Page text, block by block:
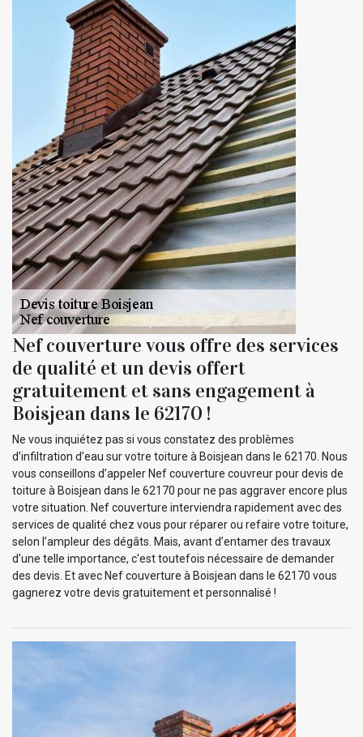
Nef couverture vous offre des services
de qualité et un devis offert
gratuitement et sans engagement à
Boisjean dans le 62170 !
Ne vous inquiétez pas si vous constatez des problèmes
d’infiltration d’eau sur votre toiture à Boisjean dans le 62170. Nous
vous conseillons d’appeler Nef couverture couvreur pour devis de
toiture à Boisjean dans le 62170 pour ne pas aggraver encore plus
votre situation. Nef couverture interviendra rapidement avec des
services de qualité chez vous pour réparer ou refaire votre toiture,
selon l’ampleur des dégâts. Mais, avant d’entamer des travaux
d’une telle importance, c'est toutefois nécessaire de demander
des devis. Et avec Nef couverture à Boisjean dans le 62170 vous
gagnerez votre devis gratuitement et personnalisé !